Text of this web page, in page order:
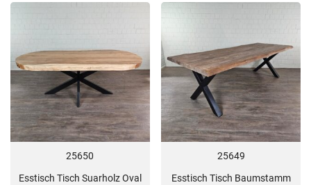
25650
Esstisch Tisch Suarholz Oval
25649
Esstisch Tisch Baumstamm